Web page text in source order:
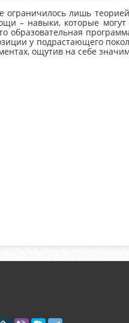
ограничилось лишь
– навыки, которые
образовательная
у подрастающего
ощутив на себе